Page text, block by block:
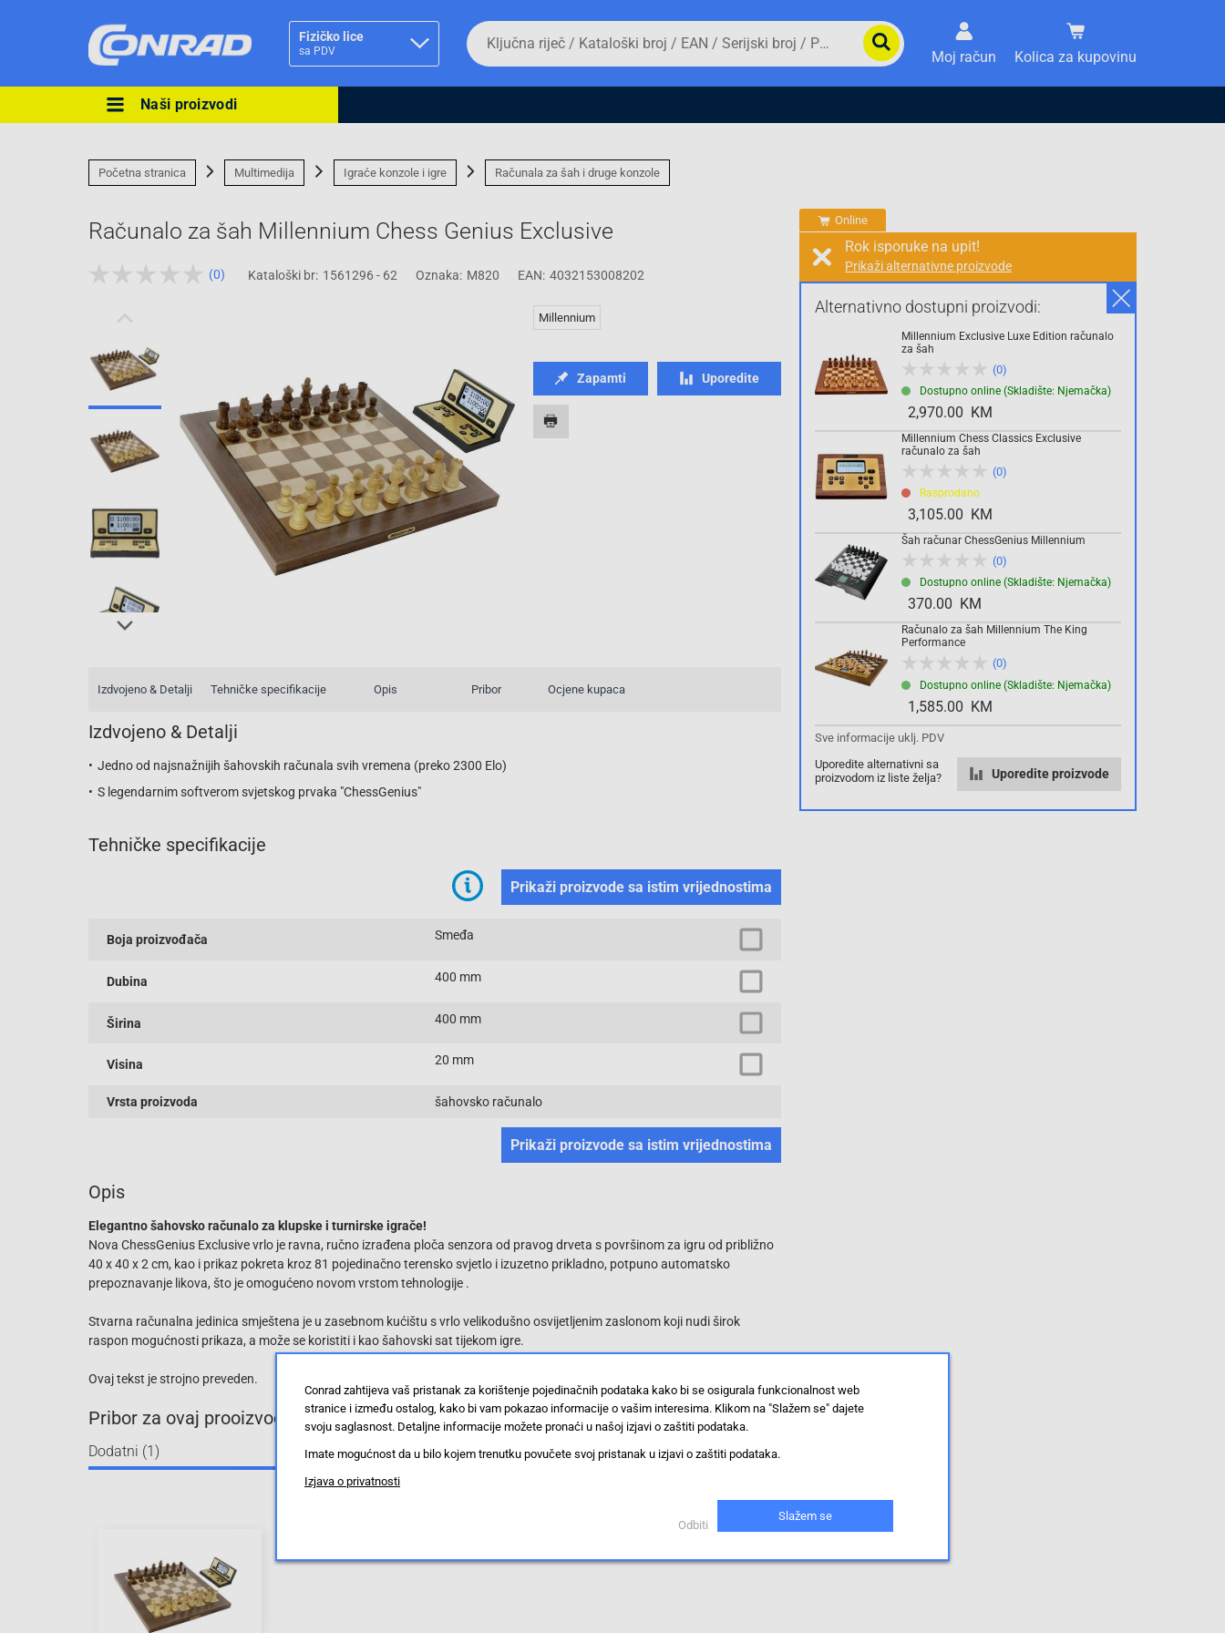
Fizičko lice
sa PDV
Ova postavka prilagođava asortiman proizvoda i
Pravno lice Fizičko lice
Da
biste
potražili
proizvod,
broj,
EAN
serijski
broj
Moj račun Kolica za kupovinu
Naši proizvodi
Početna stranica Multimedija Igraće konzole i igre Računala za šah i druge konzole
Računalo za šah Millennium Chess Genius Exclusive
(0) Kataloški br: 1561296 - 62 Oznaka: M820 EAN: 4032153008202
Online
Alternativno dostupni proizvodi:
Millennium Exclusive Luxe Edition računalo
za šah
(0)
Dostupno online (Skladište: Njemačka)
2,970.00 KM
Millennium Chess Classics Exclusive
računalo za šah
(0)
Rasprodano
3,105.00 KM
Šah računar ChessGenius Millennium
(0)
Dostupno online (Skladište: Njemačka)
370.00 KM
Računalo za šah Millennium The King
Performance
(0)
Dostupno online (Skladište: Njemačka)
1,585.00 KM
Sve informacije uklj. PDV
Uporedite alternativni sa
proizvodom iz liste želja?
Uporedite proizvode
Rok isporuke na upit!
Prikaži alternativne proizvode
Prodaja i slanje od: Architektengruppe S71 d.o.o.
Cijena na upit
0.00 KM
sa PDV Troškovi dostave
Komada
Dodaj u košaricu
Millennium
Zapamti Uporedite
Izdvojeno & Detalji Tehničke specifikacije Opis Pribor Ocjene kupaca
Izdvojeno & Detalji
Jedno od najsnažnijih šahovskih računala svih vremena (preko 2300 Elo)
S legendarnim softverom svjetskog prvaka "ChessGenius"
Tehničke specifikacije
Prikaži proizvode sa istim vrijednostima
Boja proizvođača Smeđa
Dubina 400 mm
Širina 400 mm
Visina 20 mm
Vrsta proizvoda šahovsko računalo
Prikaži proizvode sa istim vrijednostima
Opis
Elegantno šahovsko računalo za klupske i turnirske igrače!
Nova ChessGenius Exclusive vrlo je ravna, ručno izrađena ploča senzora od pravog drveta s površinom za igru od približno
40 x 40 x 2 cm, kao i prikaz pokreta kroz 81 pojedinačno terensko svjetlo i izuzetno prikladno, potpuno automatsko
prepoznavanje likova, što je omogućeno novom vrstom tehnologije .
Stvarna računalna jedinica smještena je u zasebnom kućištu s vrlo velikodušno osvijetljenim zaslonom koji nudi širok
raspon mogućnosti prikaza, a može se koristiti i kao šahovski sat tijekom igre.
Ovaj tekst je strojno preveden.
Pribor za ovaj prooizvod
Dodatni (1)
Conrad zahtijeva vaš pristanak za korištenje pojedinačnih podataka kako bi se osigurala funkcionalnost web
stranice i između ostalog, kako bi vam pokazao informacije o vašim interesima. Klikom na "Slažem se" dajete
svoju saglasnost. Detaljne informacije možete pronaći u našoj izjavi o zaštiti podataka.
Imate mogućnost da u bilo kojem trenutku povučete svoj pristanak u izjavi o zaštiti podataka.
Izjava o privatnosti
Odbiti
Slažem se